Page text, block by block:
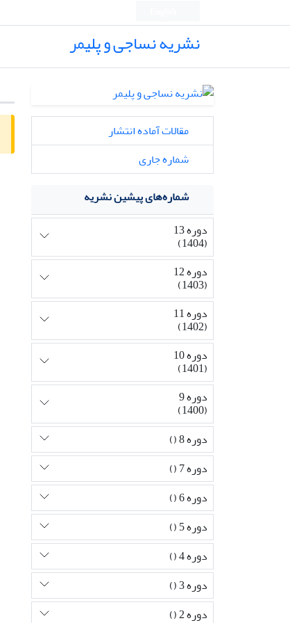
نشریه نساجی و پلیمر
مقالات آماده انتشار
شماره جاری
شماره‌های پیشین نشریه
دوره 13
(1404)
دوره 12
(1403)
دوره 11
(1402)
دوره 10
(1401)
دوره 9
(1400)
دوره 8 ()
دوره 7 ()
دوره 6 ()
دوره 5 ()
دوره 4 ()
دوره 3 ()
دوره 2 ()